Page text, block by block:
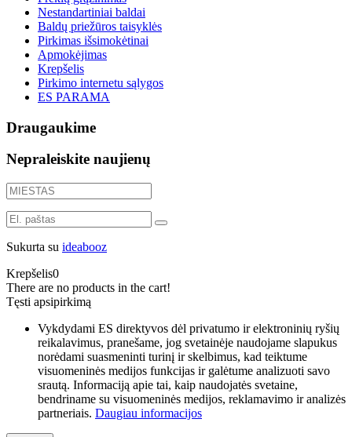
Nestandartiniai baldai
Baldų priežūros taisyklės
Pirkimas išsimokėtinai
Apmokėjimas
Krepšelis
Pirkimo internetu sąlygos
ES PARAMA
Draugaukime
Nepraleiskite naujienų
Sukurta su ideabooz
Krepšelis0
There are no products in the cart!
Tęsti apsipirkimą
Vykdydami ES direktyvos dėl privatumo ir elektroninių ryšių
reikalavimus, pranešame, jog svetainėje naudojame slapukus
norėdami suasmeninti turinį ir skelbimus, kad teiktume
visuomeninės medijos funkcijas ir galėtume analizuoti savo
srautą. Informaciją apie tai, kaip naudojatės svetaine,
bendriname su visuomeninės medijos, reklamavimo ir analizės
partneriais. Daugiau informacijos